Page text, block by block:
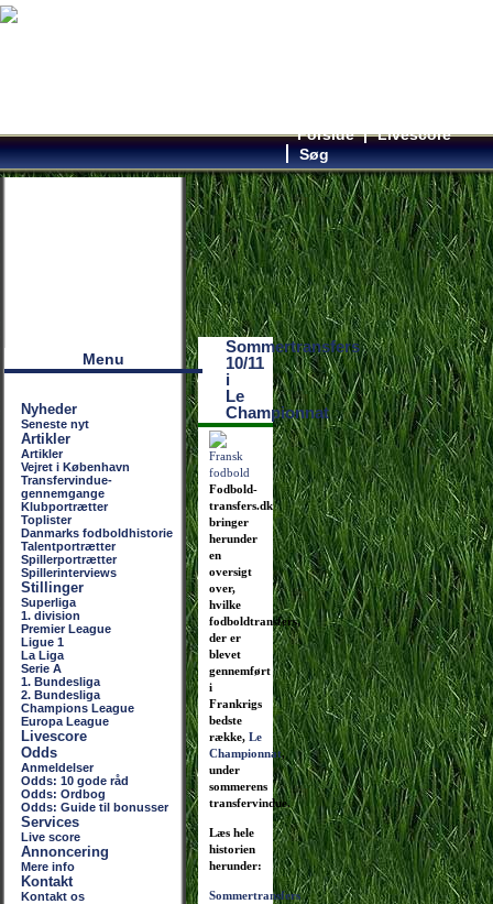
Forside
Livescore
Søg
Menu
Nyheder
Seneste nyt
Artikler
Artikler
Vejret i København
Transfervindue-
gennemgange
Klubportrætter
Toplister
Danmarks fodboldhistorie
Talentportrætter
Spillerportrætter
Spillerinterviews
Stillinger
Superliga
1. division
Premier League
Ligue 1
La Liga
Serie A
1. Bundesliga
2. Bundesliga
Champions League
Europa League
Livescore
Odds
Anmeldelser
Odds: 10 gode råd
Odds: Ordbog
Odds: Guide til bonusser
Services
Live score
Annoncering
Mere info
Kontakt
Kontakt os
Sommertransfers
10/11
i
Le
Championnat
Fodbold-
transfers.dk
bringer
herunder
en
oversigt
over,
hvilke
fodboldtransfers,
der er
blevet
gennemført
i
Frankrigs
bedste
række, Le
Championnat,
under
sommerens
transfervindue.
Læs hele
historien
herunder:
Sommertransfers